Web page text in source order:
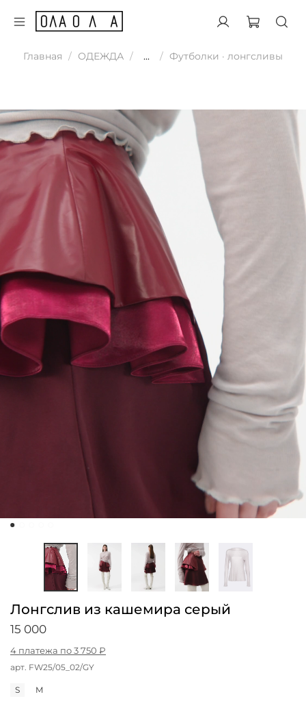
Главная ОДЕЖДА ... Футболки · лонгсливы
арт. FW25/05_02/GY
Лонгслив из кашемира серый
15 000
4 платежа по 3 750 ₽
S M